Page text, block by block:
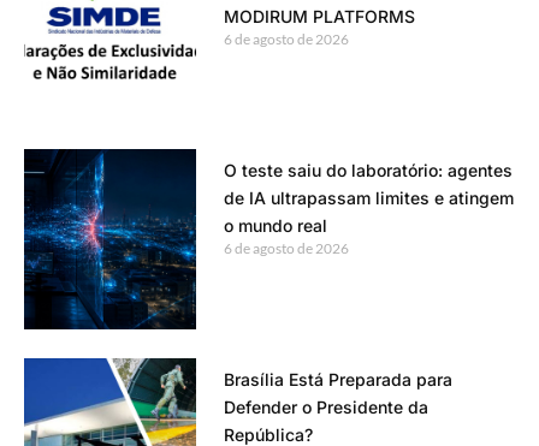
MODIRUM PLATFORMS
6 de agosto de 2026
O teste saiu do laboratório: agentes
de IA ultrapassam limites e atingem
o mundo real
6 de agosto de 2026
Brasília Está Preparada para
Defender o Presidente da
República?